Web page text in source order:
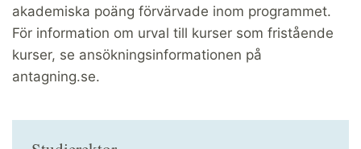
akademiska poäng förvärvade inom programmet.
För information om urval till kurser som fristående
kurser, se ansökningsinformationen på
antagning.se.